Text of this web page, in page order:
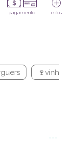
pagamento infos
🍷vinho
---